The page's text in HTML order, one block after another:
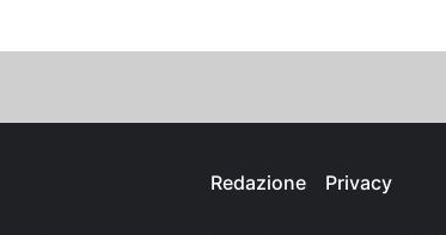
Redazione Privacy